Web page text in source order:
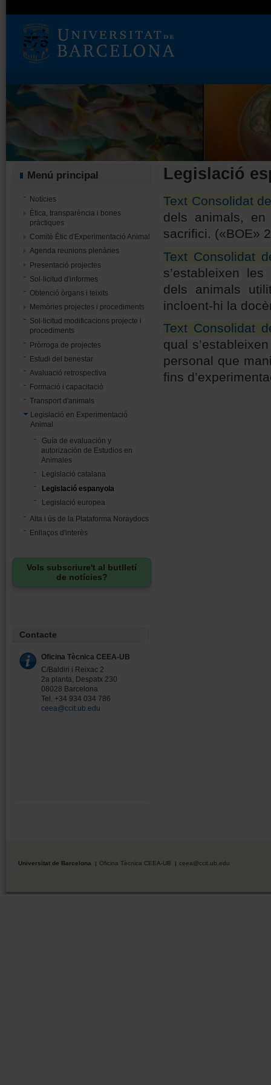
Menú principal
Notícies
Ètica, transparència i bones
pràctiques
Comitè Ètic d'Experimentació Animal
Agenda reunions plenàries
Presentació projectes
Sol·licitud d'informes
Obtenció òrgans i teixits
Memòries projectes i procediments
Sol·licitud modificacions projecte i
procediments
Pròrroga de projectes
Estudi del benestar
Avaluació retrospectiva
Formació i capacitació
Transport d'animals
Legislació en Experimentació
Animal
Guía de evaluación y
autorización de Estudios en
Animales
Legislació catalana
Legislació espanyola
Legislació europea
Alta i ús de la Plataforma Noraydocs
Enllaços d'interès
Vols subscriure't al butlletí
de notícies?
Contacte
Oficina Tècnica CEEA-UB
C/Baldiri i Reixac 2
2a planta, Despatx 230
08028 Barcelona
Tel. +34 934 034 786
ceea@ccit.ub.edu
Legislació
Text Consolidat
dels animals, en
sacrifici. («BOE»
Text Consolidat
s’estableixen
dels animals
incloent-hi la
Text Consolidat
qual
personal que
fins
Universitat de Barcelona Oficina Tècnica CEEA-UB ceea@ccit.ub.edu